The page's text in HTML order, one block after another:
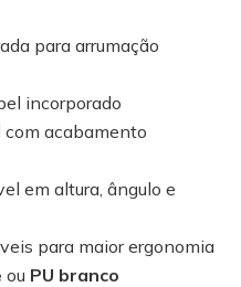
para arrumação
incorporado
acabamento
em altura, ângulo e
para maior ergonomia
ou PU branco